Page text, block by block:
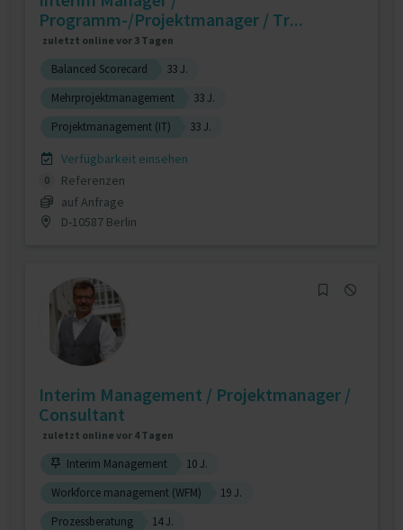
Programm-/Projektmanager / Tr...
zuletzt online vor 3 Tagen
Balanced Scorecard
33 J.
Mehrprojektmanagement
33 J.
Projektmanagement (IT)
33 J.
Verfügbarkeit einsehen
0
Referenzen
auf Anfrage
D-10587 Berlin
Interim Management / Projektmanager /
Consultant
zuletzt online vor 4 Tagen
Interim Management
10 J.
Workforce management (WFM)
19 J.
Prozessberatung
14 J.